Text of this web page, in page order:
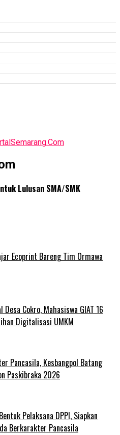
Lulusan SMA/SMK
Ecoprint Bareng Tim Ormawa
Cokro, Mahasiswa GIAT 16
Digitalisasi UMKM
Pancasila, Kesbangpol Batang
Paskibraka 2026
Pelaksana DPPI, Siapkan
Berkarakter Pancasila